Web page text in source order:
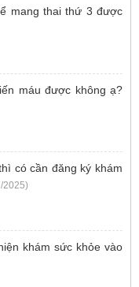
mang thai thứ 3 được
máu được không ạ?
có cần đăng ký khám
2025)
khám sức khỏe vào